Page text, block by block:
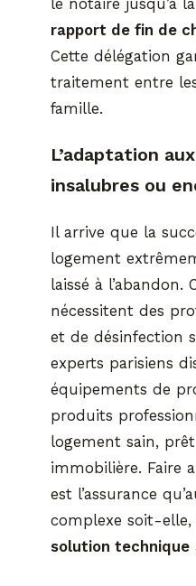
le notaire jusqu’à
rapport de fin de
Cette délégation
traitement entre
famille.
L’adaptation
insalubres ou
Il arrive que la
logement
laissé à l’abandon.
nécessitent des
et de désinfection
experts parisiens
équipements de
produits
logement sain,
immobilière. Faire
est l’assurance
complexe soit-elle,
solution technique